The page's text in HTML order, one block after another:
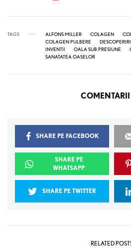
TAGS ALFONS MILLER COLAGEN
COLAGEN PULBERE
DESCOPERIRI
INVENTII
OALA SUB PRESIUNE
SANATATEA OASELOR
SHARE PE FACEBOOK
SHARE PE
WHATSAPP
SHARE PE TWITTER
RELATED